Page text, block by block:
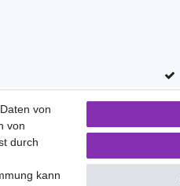
Vertrag widerrufen
von
von
durch
kann